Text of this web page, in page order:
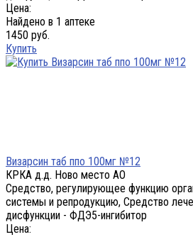
Цена:
Найдено в 1 аптеке
1450 руб.
Купить
Визарсин таб ппо 100мг №12
КРКА д.д. Ново место АО
Средство, регулирующее функцию
системы и репродукцию, Средство
дисфункции - ФДЭ5-ингибитор
Цена: